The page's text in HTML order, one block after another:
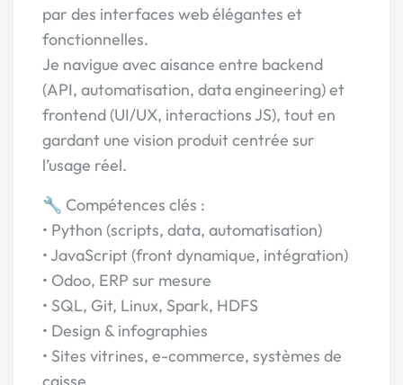
par des interfaces web élégantes et
fonctionnelles.
Je navigue avec aisance entre backend
(API, automatisation, data engineering) et
frontend (UI/UX, interactions JS), tout en
gardant une vision produit centrée sur
l’usage réel.
🔧 Compétences clés :
• Python (scripts, data, automatisation)
• JavaScript (front dynamique, intégration)
• Odoo, ERP sur mesure
• SQL, Git, Linux, Spark, HDFS
• Design & infographies
• Sites vitrines, e-commerce, systèmes de